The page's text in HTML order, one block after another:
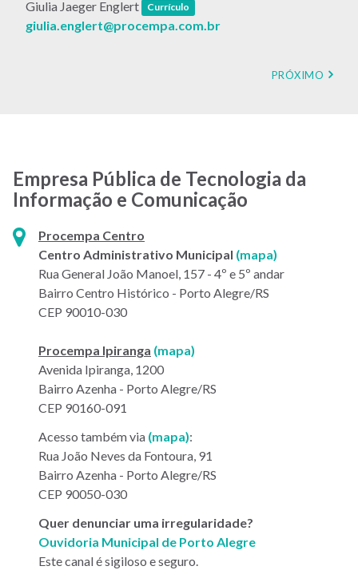
Giulia Jaeger Englert
Currículo
giulia.englert@procempa.com.br
PRÓXIMA
PRÓXIMO
Empresa Pública de Tecnologia da
Informação e Comunicação
Endereço:Procempa Centro
Centro Administrativo Municipal (mapa-
Procempa
)
Rua General João Manoel, 157 - 4º e 5º andar
Bairro Centro Histórico - Porto Alegre/RS
CEP 90010-030
Procempa Ipiranga (mapa-
Ipiranga
Maps
(link
abre
nova
janela)
)
Avenida Ipiranga, 1200
Bairro Azenha - Porto Alegre/RS
CEP 90160-091
Acesso também via (mapa-
acesso
Procempa
Google
Maps
(link
):
Rua João Neves da Fontoura, 91
Bairro Azenha - Porto Alegre/RS
CEP 90050-030
Quer denunciar uma irregularidade?
Ouvidoria Municipal de Porto Alegre(link
Este canal é sigiloso e seguro.